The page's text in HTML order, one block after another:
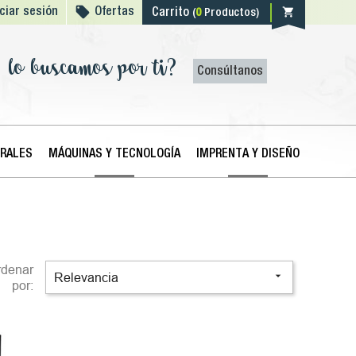
sesión  Ofertas Carrito (0Productos) shopping_cart
lo buscamos por ti? Consúltanos
MÁQUINAS Y TECNOLOGÍA IMPRENTA Y DISEÑO
por:
Relevancia 